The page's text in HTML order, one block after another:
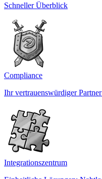
Schneller Überblick
Compliance
Ihr vertrauenswürdiger
Integrationszentrum